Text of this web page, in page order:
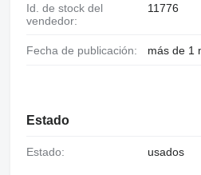
Id. de stock del
vendedor:
11776
Fecha de publicación: más de 1
Estado
Estado: usados